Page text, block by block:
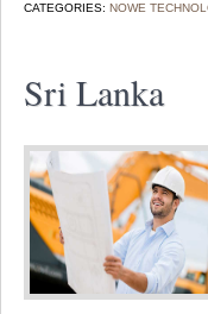
CATEGORIES: NOWE
Sri Lanka